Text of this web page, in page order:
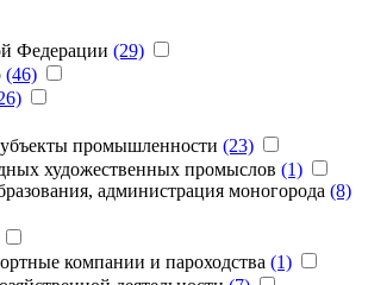
Федерации (29)
(46)
промышленности (23)
художественных промыслов (1)
администрация моногорода (8)
компании и пароходства (1)